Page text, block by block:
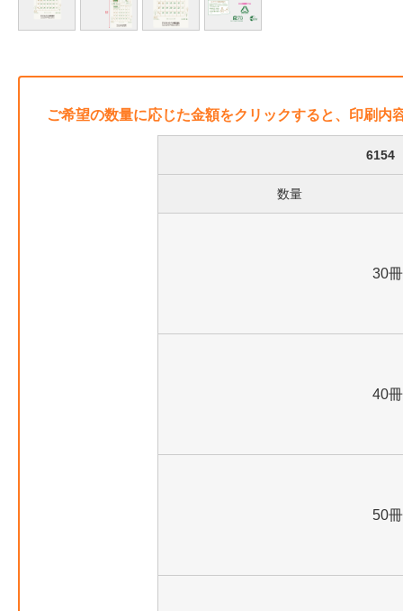
ご希望の数量に応じた金額をクリックすると、印刷内
6154
数量
30冊
40冊
50冊